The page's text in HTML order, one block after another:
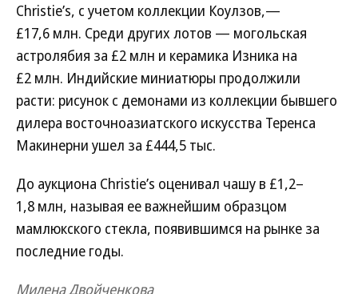
Christie’s, с учетом коллекции Коулзов,—
£17,6 млн. Среди других лотов — могольская
астролябия за £2 млн и керамика Изника на
£2 млн. Индийские миниатюры продолжили
расти: рисунок с демонами из коллекции бывшего
дилера восточноазиатского искусства Теренса
Макинерни ушел за £444,5 тыс.
До аукциона Christie’s оценивал чашу в £1,2–
1,8 млн, называя ее важнейшим образцом
мамлюкского стекла, появившимся на рынке за
последние годы.
Милена Двойченкова